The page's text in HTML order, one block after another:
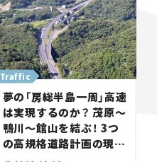
Traffic
夢の「房総半島一周」高速
は実現するのか？ 茂原～
鴨川～館山を結ぶ！ 3つ
の高規格道路計画の現
状。「館山鴨川道路」で検